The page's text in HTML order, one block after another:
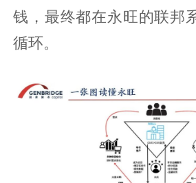
钱，最终都在永旺的联邦
循环。